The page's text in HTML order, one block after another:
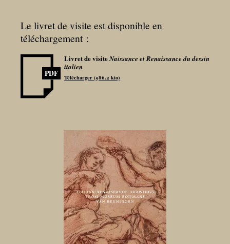
Le livret de visite est disponible en
téléchargement :
PDF
Livret de visiteNaissance et Renaissance du dessin
italien
Télécharger (586.2 kio)